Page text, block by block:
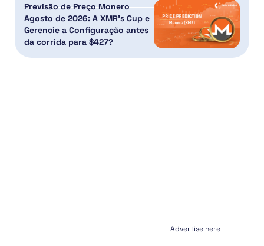
Previsão de Preço Monero
Agosto de 2026: A XMR’s Cup e
Gerencie a Configuração antes
da corrida para $427?
Advertise here